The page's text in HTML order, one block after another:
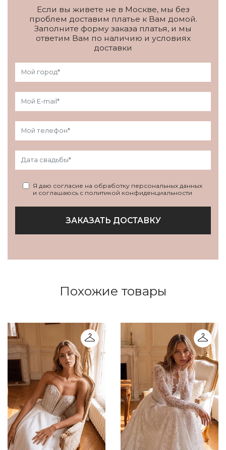
Если вы живете не в Москве, мы без
проблем доставим платье к Вам домой.
Заполните форму заказа платья, и мы
ответим Вам по наличию и условиях
доставки
Я даю согласие на обработку персональных данных
и соглашаюсь с политикой конфиденциальности
ЗАКАЗАТЬ ДОСТАВКУ
Похожие товары